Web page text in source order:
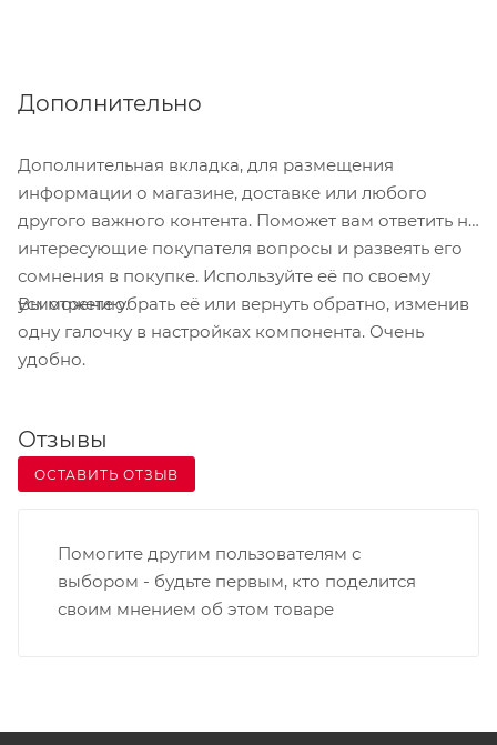
Дополнительно
Дополнительная вкладка, для размещения
информации о магазине, доставке или любого
другого важного контента. Поможет вам ответить на
интересующие покупателя вопросы и развеять его
сомнения в покупке. Используйте её по своему
усмотрению.
Вы можете убрать её или вернуть обратно, изменив
одну галочку в настройках компонента. Очень
удобно.
Отзывы
ОСТАВИТЬ ОТЗЫВ
Помогите другим пользователям с
выбором - будьте первым, кто поделится
своим мнением об этом товаре